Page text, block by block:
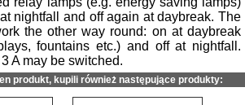
nightfall and off again at daybreak. The
the other way round: on at daybreak
fountains etc.) and off at nightfall.
A may be switched.
produkt, kupili również następujące produkty: